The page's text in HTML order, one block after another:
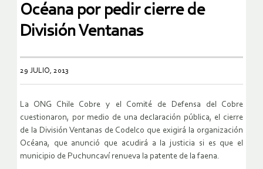
Océana por pedir cierre de
División Ventanas
29 JULIO, 2013
La ONG Chile Cobre y el Comité de Defensa del Cobre
cuestionaron, por medio de una declaración pública, el cierre
de la División Ventanas de Codelco que exigirá la organización
Océana, que anunció que acudirá a la justicia si es que el
municipio de Puchuncaví renueva la patente de la faena.